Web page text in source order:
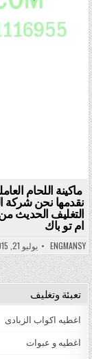
نقدمها نحن شركة
التغليف الحديث من
ام تو باك
ENGMANSY يوليو 21, 2015
تعبئة وتغليف
اغطيه اكواب الزبادى
اغطيه و عبوات